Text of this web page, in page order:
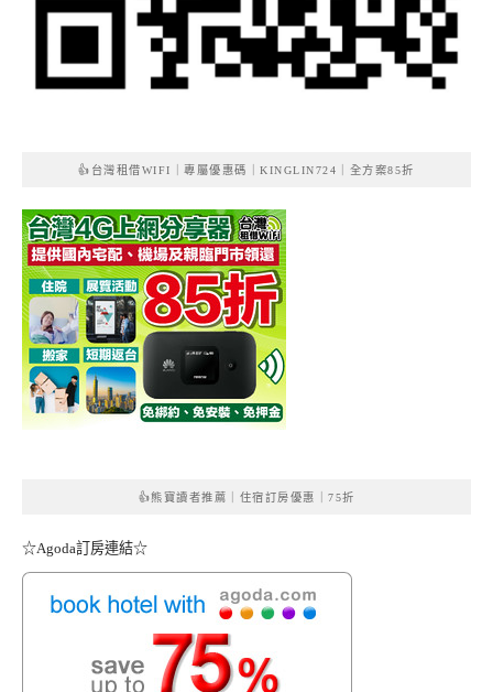
👍台灣租借WIFI｜專屬優惠碼｜KINGLIN724｜全方案85折
👍熊寶讀者推薦｜住宿訂房優惠｜75折
☆Agoda訂房連結☆